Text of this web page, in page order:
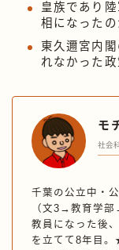
皇族であり
相になった
東久邇宮内
れなかった政
モ
社会
千葉の公立中・
（文3→教育学
教員になった後
を立てて8年目